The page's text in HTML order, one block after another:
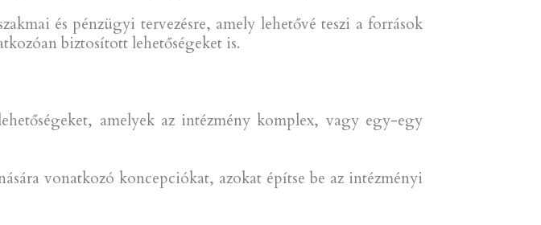
és pénzügyi tervezésre, amely lehetővé teszi a források
biztosított lehetőségeket is.
amelyek az intézmény komplex, vagy egy-egy
vonatkozó koncepciókat, azokat építse be az intézményi